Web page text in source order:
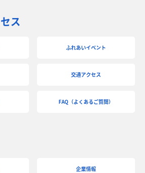
ス
ふれあいイベント
交通アクセス
FAQ（よくあるご質問）
企業情報